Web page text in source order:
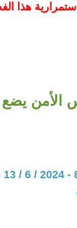
استمرارية هذا
الأمن